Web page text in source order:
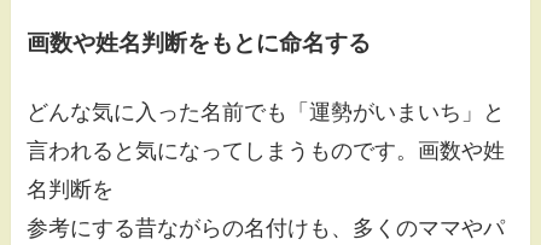
画数や姓名判断をもとに命名する
どんな気に入った名前でも「運勢がいまいち」と
言われると気になってしまうものです。画数や姓
名判断を
参考にする昔ながらの名付けも、多くのママやパ